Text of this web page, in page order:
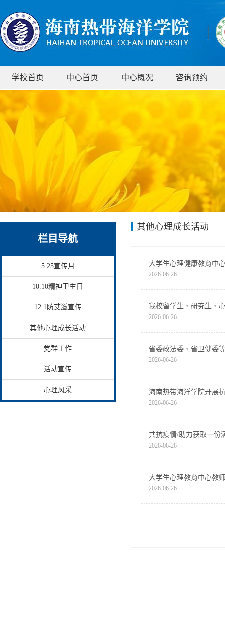
学校首页 中心首页 中心概况 咨询预约
栏目导航
5.25宣传月
10.10精神卫生日
12.1防艾滋宣传
其他心理成长活动
党群工作
活动宣传
心理风采
其他心理成长活动
大学生心理健康教育中
2026-06-26
我校留学生、研究生、
2026-06-26
省委政法委、省卫健委
2026-06-26
海南热带海洋学院开展
2026-06-26
共抗疫情/助力获取一份
2026-06-26
大学生心理教育中心教
2026-06-26